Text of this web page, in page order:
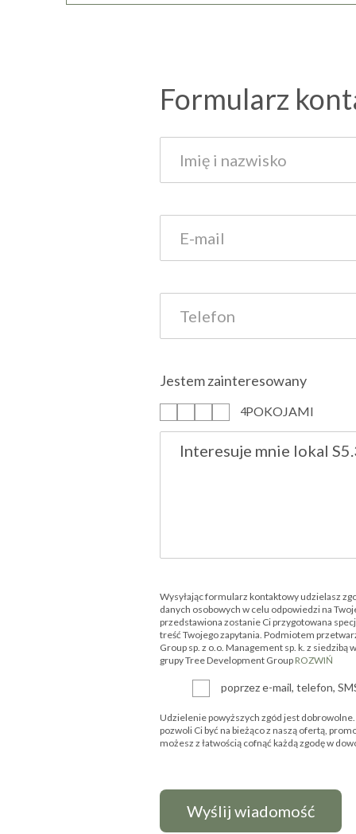
Formularz
Jestem zainteresowany
4POKOJAMI
Wysyłając formularz kontaktowy udzielasz
danych osobowych w celu odpowiedzi na
przedstawiona zostanie Ci przygotowana
treść Twojego zapytania. Podmiotem
Group sp. z o.o. Management sp. k. z siedzibą
grupy Tree Development Group ROZWIŃ
poprzez e-mail, telefon,
Udzielenie powyższych zgód jest
pozwoli Ci być na bieżąco z naszą ofertą,
możesz z łatwością cofnąć każdą zgodę w